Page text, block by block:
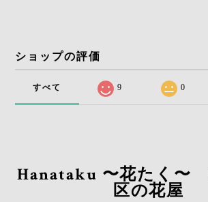
ショップの評価
すべて 9 0
Hanataku 〜花たく〜
区の花屋